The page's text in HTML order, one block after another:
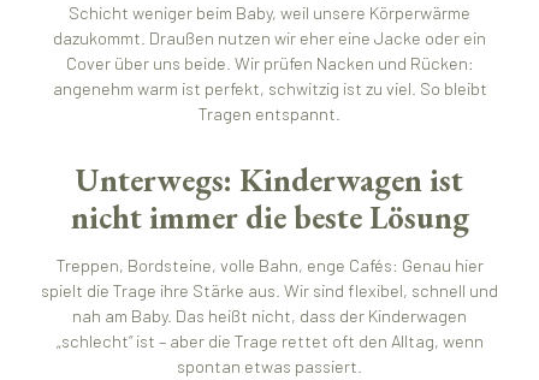
Schicht weniger beim Baby, weil unsere Körperwärme
dazukommt. Draußen nutzen wir eher eine Jacke oder ein
Cover über uns beide. Wir prüfen Nacken und Rücken:
angenehm warm ist perfekt, schwitzig ist zu viel. So bleibt
Tragen entspannt.
Unterwegs: Kinderwagen ist
nicht immer die beste Lösung
Treppen, Bordsteine, volle Bahn, enge Cafés: Genau hier
spielt die Trage ihre Stärke aus. Wir sind flexibel, schnell und
nah am Baby. Das heißt nicht, dass der Kinderwagen
„schlecht“ ist – aber die Trage rettet oft den Alltag, wenn
spontan etwas passiert.